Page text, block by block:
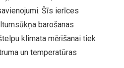
Šīs ierīces
barošanas
klimata mērīšanai tiek
un temperatūras